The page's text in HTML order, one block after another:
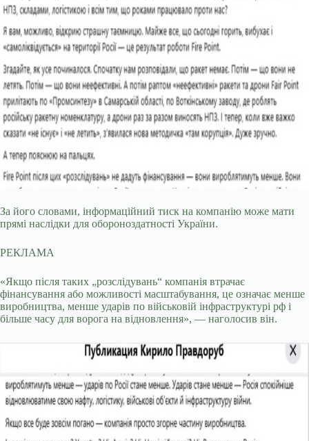
За його словами, інформаційний тиск на компанію може мати
прямі наслідки для обороноздатності України.
РЕКЛАМА
«Якщо після таких „розслідувань“ компанія втрачає
фінансування або можливості масштабування, це означає менше
виробництва, менше ударів по військовій інфраструктурі рф і
більше часу для ворога на відновлення», — наголосив він.